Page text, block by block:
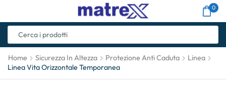
0
Home Sicurezza In Altezza Protezione Anti Caduta
Linea
Linea Vita Orizzontale Temporanea